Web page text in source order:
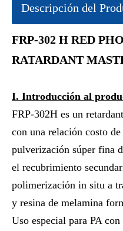
Descripción del
FRP-302 H RED
RATARDANT
I. Introducción al
FRP-302H es un
con una relación costo
pulverización súper fina
el recubrimiento
polimerización in situ a
y resina de melamina
Uso especial para PA